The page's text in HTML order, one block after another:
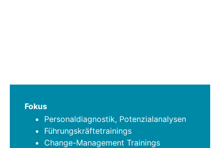
Fokus
Personaldiagnostik, Potenzialanalysen
Führungskräftetrainings
Change-Management Trainings